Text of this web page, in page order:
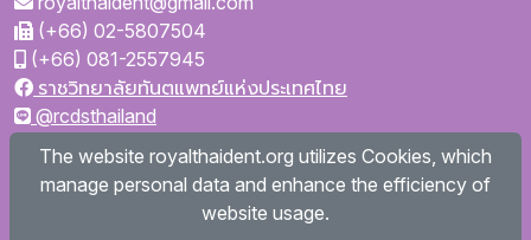
(+66) 02-5807504
(+66) 081-2557945
ราชวิทยาลัยทันตแพทย์แห่งประเทศไทย
@rcdsthailand
royalthaident
Royal College of Dental Surgeons of Thailand
The website royalthaident.org utilizes Cookies, which
manage personal data and enhance the efficiency of
website usage.